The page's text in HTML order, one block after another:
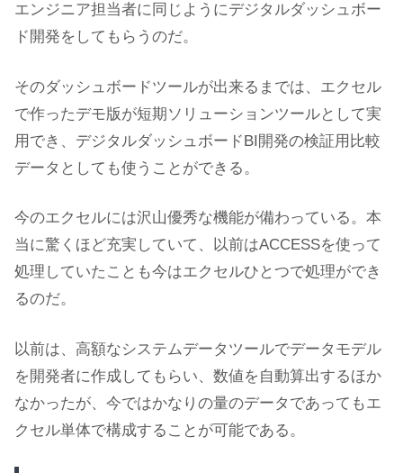
エンジニア担当者に同じようにデジタルダッシュボー
ド開発をしてもらうのだ。
そのダッシュボードツールが出来るまでは、エクセル
で作ったデモ版が短期ソリューションツールとして実
用でき、デジタルダッシュボードBI開発の検証用比較
データとしても使うことができる。
今のエクセルには沢山優秀な機能が備わっている。本
当に驚くほど充実していて、以前はACCESSを使って
処理していたことも今はエクセルひとつで処理ができ
るのだ。
以前は、高額なシステムデータツールでデータモデル
を開発者に作成してもらい、数値を自動算出するほか
なかったが、今ではかなりの量のデータであってもエ
クセル単体で構成することが可能である。